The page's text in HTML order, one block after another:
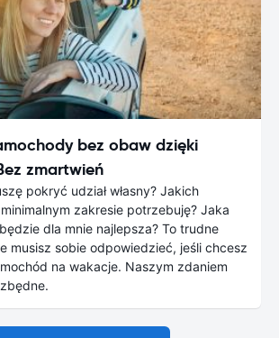
bez obaw dzięki
zmartwień
pokryć udział własny? Jakich
zakresie potrzebuję? Jaka
dla mnie najlepsza? To trudne
musisz sobie odpowiedzieć, jeśli chcesz
na wakacje. Naszym zdaniem